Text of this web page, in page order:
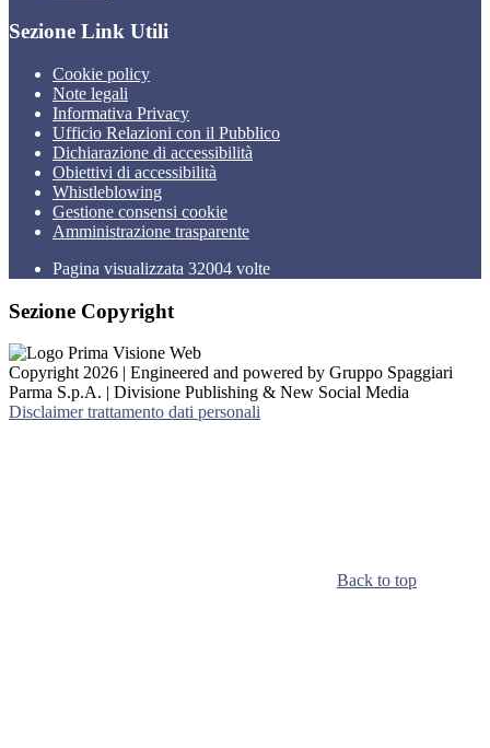
Sezione Link Utili
Cookie policy
Note legali
Informativa Privacy
Ufficio Relazioni con il Pubblico
Dichiarazione di accessibilità
Obiettivi di accessibilità
Whistleblowing
Gestione consensi cookie
Amministrazione trasparente
Pagina visualizzata 32004 volte
Sezione Copyright
Copyright 2026 | Engineered and powered by Gruppo Spaggiari
Parma S.p.A. | Divisione Publishing & New Social Media
Disclaimer trattamento dati personali
Back to top